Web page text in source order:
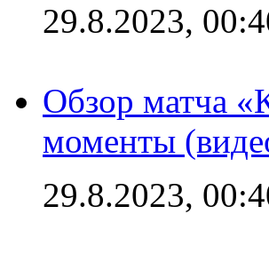
29.8.2023,
Обзор матча
моменты
29.8.2023,